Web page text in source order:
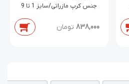
جنس کرپ مازراتی/سایز 1 تا 9
838,000 تومان